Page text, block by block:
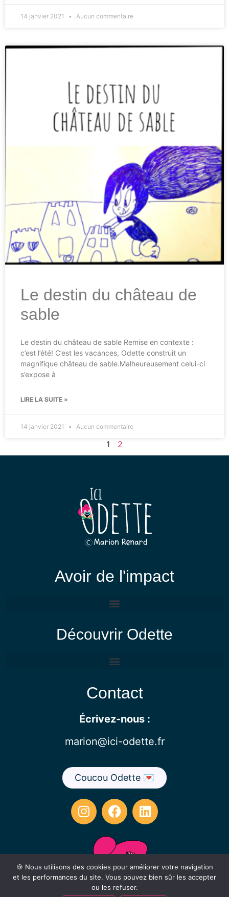
14 janvier 2021 Aucun commentaire
Le destin du château de
sable
Le destin du château de sable Remise en contexte :
c’est l’été! C’est les vacances, Odette construit un
magnifique château de sable.Malheureusement celui-ci
s’expose à
LIRE LA SUITE »
14 janvier 2021 Aucun commentaire
1 2
Avoir de l'impact
Découvrir Odette
Contact
Écrivez-nous :
marion@ici-odette.fr
Coucou Odette 💌
🍪 Nous utilisons des cookies pour améliorer votre navigation
et les performances du site. Vous pouvez bien sûr les accepter
ou les refuser.